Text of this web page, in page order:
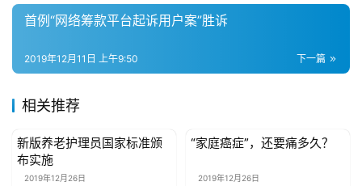
讯
关
于
我
们
联
系
首例“网络筹款平台起诉用户案”胜诉
下一篇
2019年12月11日 上午9:50
相关推荐
公益资讯
新版养老护理员国家标准颁
布实施
2019年12月26日
公益资讯
“家庭癌症”，还要痛多久？
2019年12月26日